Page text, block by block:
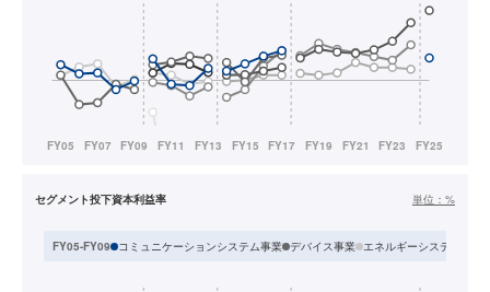
セグメント投下資本利益率 単位： %
FY05-FY09 コミュニケーションシステム事業 デバイス事業 エネルギーシステム事業